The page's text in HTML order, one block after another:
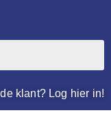
klant? Log hier in!